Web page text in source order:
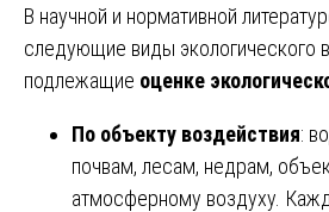
В научной и нормативной
следующие виды экологического
подлежащие оценке
По объекту воздействия:
почвам, лесам, недрам,
атмосферному воздуху.